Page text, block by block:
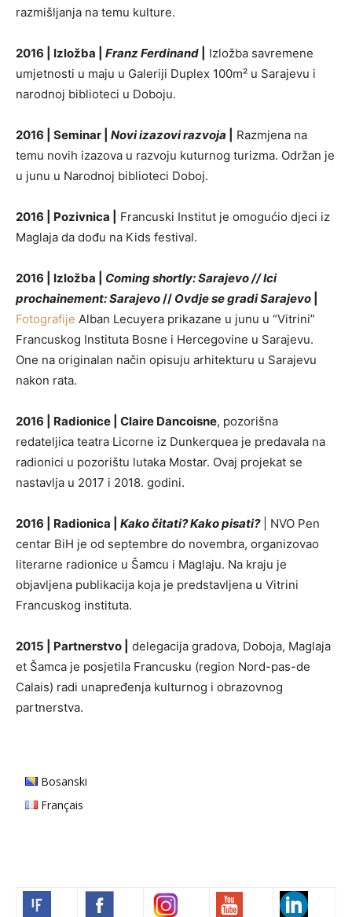
razmišljanja na temu kulture.
2016 | Izložba | Franz Ferdinand
Izložba savremene
umjetnosti u maju u Galeriji Duplex 100m² u Sarajevu i
narodnoj biblioteci u Doboju.
2016 | Seminar | Novi izazovi razvoja
Razmjena na
temu novih izazova u razvoju kuturnog turizma. Održan je
u junu u Narodnoj biblioteci Doboj.
2016 | Pozivnica |
Francuski Institut je omogućio djeci iz
Maglaja da dođu na Kids festival.
2016 | Izložba | Coming shortly: Sarajevo // Ici
prochainement: Sarajevo// Ovdje se gradi Sarajevo
Fotografije Alban Lecuyera prikazane u junu u “Vitrini”
Francuskog Instituta Bosne i Hercegovine u Sarajevu.
One na originalan način opisuju arhitekturu u Sarajevu
nakon rata.
2016 | Radionice | Claire Dancoisne, pozorišna
redateljica teatra Licorne iz Dunkerquea je predavala na
radionici u pozorištu lutaka Mostar. Ovaj projekat se
nastavlja u 2017 i 2018. godini.
2016 | Radionica | Kako čitati? Kako pisati?| NVO Pen
centar BiH je od septembre do novembra, organizovao
literarne radionice u Šamcu i Maglaju. Na kraju je
objavljena publikacija koja je predstavljena u Vitrini
Francuskog instituta.
2015 | Partnerstvo |
delegacija gradova, Doboja, Maglaja
et Šamca je posjetila Francusku (region Nord-pas-de
Calais) radi unapređenja kulturnog i obrazovnog
partnerstva.
Bosanski
Français